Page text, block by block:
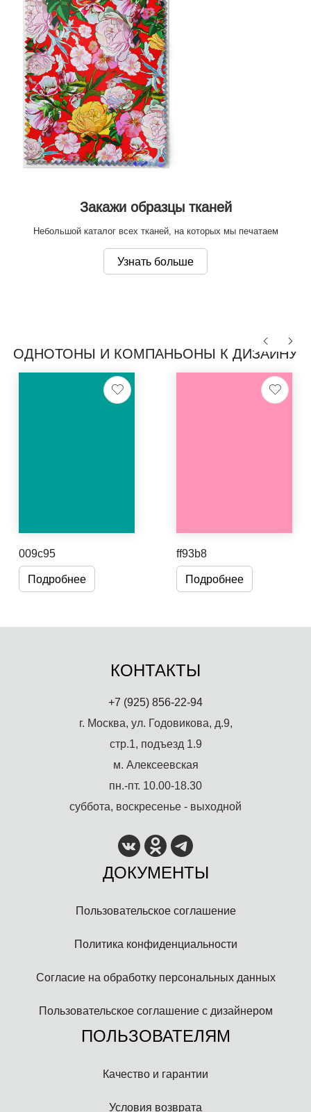
Закажи образцы тканей
Небольшой каталог всех тканей, на которых мы печатаем
Узнать больше
ОДНОТОНЫ И КОМПАНЬОНЫ К ДИЗАЙНУ
009c95
Подробнее
ff93b8
Подробнее
КОНТАКТЫ
+7 (925) 856-22-94
г. Москва, ул. Годовикова, д.9,
стр.1, подъезд 1.9
м. Алексеевская
пн.-пт. 10.00-18.30
суббота, воскресенье - выходной
ДОКУМЕНТЫ
Пользовательское соглашение
Политика конфиденциальности
Согласие на обработку персональных данных
Пользовательское соглашение с дизайнером
ПОЛЬЗОВАТЕЛЯМ
Качество и гарантии
Условия возврата